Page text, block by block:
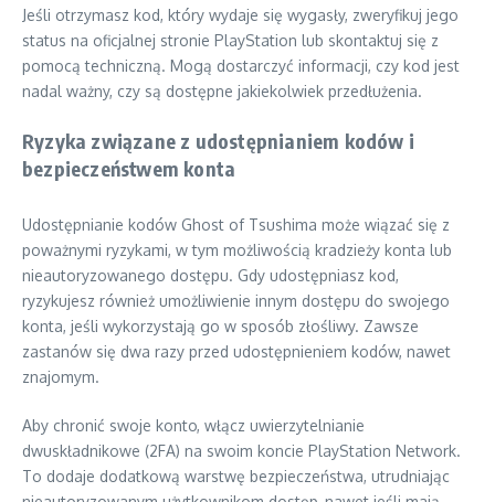
Jeśli otrzymasz kod, który wydaje się wygasły, zweryfikuj jego
status na oficjalnej stronie PlayStation lub skontaktuj się z
pomocą techniczną. Mogą dostarczyć informacji, czy kod jest
nadal ważny, czy są dostępne jakiekolwiek przedłużenia.
Ryzyka związane z udostępnianiem kodów i
bezpieczeństwem konta
Udostępnianie kodów Ghost of Tsushima może wiązać się z
poważnymi ryzykami, w tym możliwością kradzieży konta lub
nieautoryzowanego dostępu. Gdy udostępniasz kod,
ryzykujesz również umożliwienie innym dostępu do swojego
konta, jeśli wykorzystają go w sposób złośliwy. Zawsze
zastanów się dwa razy przed udostępnieniem kodów, nawet
znajomym.
Aby chronić swoje konto, włącz uwierzytelnianie
dwuskładnikowe (2FA) na swoim koncie PlayStation Network.
To dodaje dodatkową warstwę bezpieczeństwa, utrudniając